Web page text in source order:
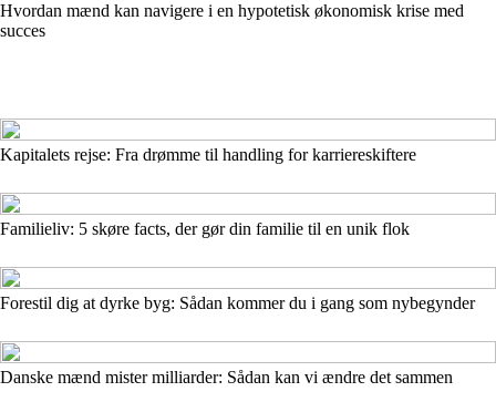
Hvordan mænd kan navigere i en hypotetisk økonomisk krise med
succes
Kapitalets rejse: Fra drømme til handling for karriereskiftere
Familieliv: 5 skøre facts, der gør din familie til en unik flok
Forestil dig at dyrke byg: Sådan kommer du i gang som nybegynder
Danske mænd mister milliarder: Sådan kan vi ændre det sammen